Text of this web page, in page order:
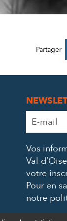
Partager
Adresse
e-
*
Vos
Val
votre
Pour en
notre